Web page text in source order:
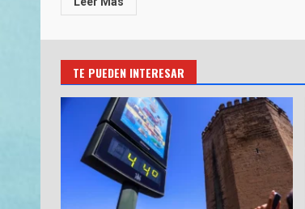
TE PUEDEN INTERESAR